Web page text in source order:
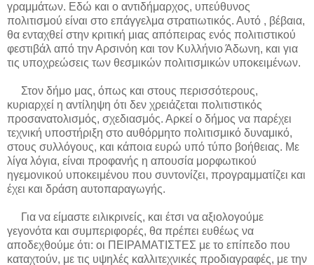
γραμμάτων. Εδώ και ο αντιδήμαρχος, υπεύθυνος
πολιτισμού είναι στο επάγγελμα στρατιωτικός. Αυτό , βέβαια,
θα ενταχθεί στην κριτική μιας απόπειρας ενός πολιτιστικού
φεστιβάλ από την Αρσινόη και τον Κυλλήνιο Άδωνη, και για
τις υποχρεώσεις των θεσμικών πολιτισμικών υποκειμένων.
Στον δήμο μας, όπως και στους περισσότερους,
κυριαρχεί η αντίληψη ότι δεν χρειάζεται πολιτιστικός
προσανατολισμός, σχεδιασμός. Αρκεί ο δήμος να παρέχει
τεχνική υποστήριξη στο αυθόρμητο πολιτισμικό δυναμικό,
στους συλλόγους, και κάποια ευρώ υπό τύπο βοήθειας. Με
λίγα λόγια, είναι προφανής η απουσία μορφωτικού
ηγεμονικού υποκειμένου που συντονίζει, προγραμματίζει και
έχει και δράση αυτοπαραγωγής.
Για να είμαστε ειλικρινείς, και έτσι να αξιολογούμε
γεγονότα και συμπεριφορές, θα πρέπει ευθέως να
αποδεχθούμε ότι: οι ΠΕΙΡΑΜΑΤΙΣΤΕΣ με το επίπεδο που
καταχτούν, με τις υψηλές καλλιτεχνικές προδιαγραφές, με την